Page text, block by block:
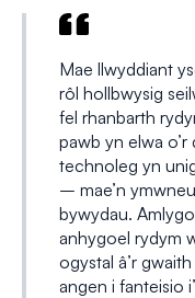
Mae llwyddiant
rôl hollbwysig
fel rhanbarth
pawb yn elwa
technoleg yn
– mae’n
bywydau.
anhygoel rydym
ogystal â’r
angen i fanteisio